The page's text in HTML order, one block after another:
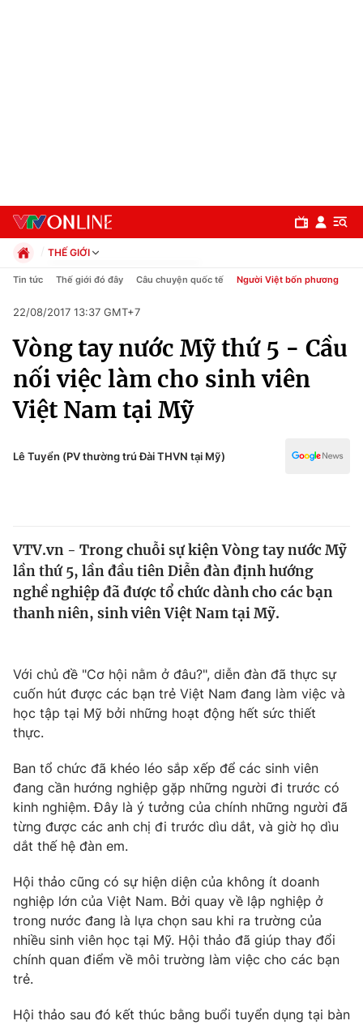
Chuyên mục
Chính trị
Xã hội
Pháp luật
Thế giới
Tin tức
Thế giới đó đây
Kinh tế
Thị trường
Góc doanh nghiệp
Truyền hình
Phim VTV
Hậu trường
Nhân vật
Khán giả
Giải trí
Điện ảnh
Âm nhạc
Sao
Đời sống
Du lịch
Làm đẹp
Chất lượng cuộc sống
Giáo dục
Học trực tuyến
Công nghệ
Hitech Công nghệ tương lai
Sản phẩm
Thị trường
Tư vấn
Giao lưu trực tuyến
Lịch phát sóng
THẾ GIỚI
Chính trị
Pháp luật
Kinh tế
Thể thao
Truyền hình
Văn hóa - Giải trí
Công nghệ
Tin tức Thế giới đó đây Câu chuyện quốc tế Người Việt bốn phương
22/08/2017 13:37 GMT+7
Vòng tay nước Mỹ thứ 5 - Cầu
nối việc làm cho sinh viên
Việt Nam tại Mỹ
Lê Tuyển (PV thường trú Đài THVN tại Mỹ)
VTV.vn - Trong chuỗi sự kiện Vòng tay nước Mỹ
lần thứ 5, lần đầu tiên Diễn đàn định hướng
nghề nghiệp đã được tổ chức dành cho các bạn
thanh niên, sinh viên Việt Nam tại Mỹ.
Với chủ đề "Cơ hội nằm ở đâu?", diễn đàn đã thực sự
cuốn hút được các bạn trẻ Việt Nam đang làm việc và
học tập tại Mỹ bởi những hoạt động hết sức thiết
thực.
Ban tổ chức đã khéo léo sắp xếp để các sinh viên
đang cần hướng nghiệp gặp những người đi trước có
kinh nghiệm. Đây là ý tưởng của chính những người đã
từng được các anh chị đi trước dìu dắt, và giờ họ dìu
dắt thế hệ đàn em.
Hội thảo cũng có sự hiện diện của không ít doanh
nghiệp lớn của Việt Nam. Bởi quay về lập nghiệp ở
trong nước đang là lựa chọn sau khi ra trường của
nhiều sinh viên học tại Mỹ. Hội thảo đã giúp thay đổi
chính quan điểm về môi trường làm việc cho các bạn
trẻ.
Hội thảo sau đó kết thúc bằng buổi tuyển dụng tại bàn